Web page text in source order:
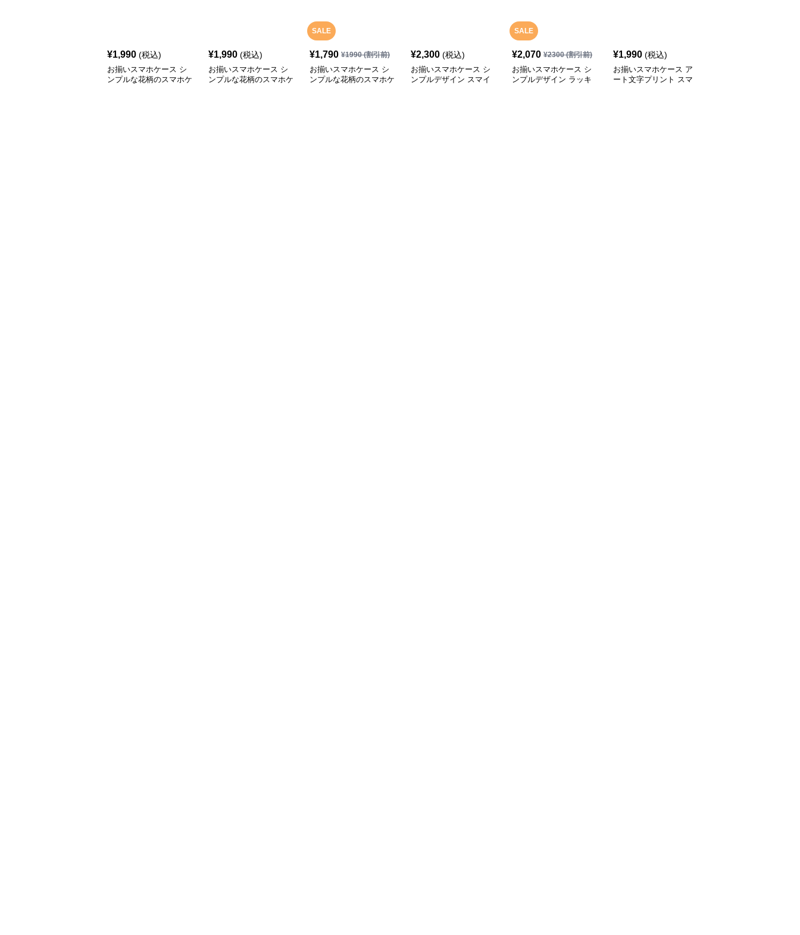
¥1,990 (税込)
お揃いスマホケース シ
ンプルな花柄のスマホケ
¥1,990 (税込)
お揃いスマホケース シ
ンプルな花柄のスマホケ
SALE
¥1,790 ¥1990(割引前)
お揃いスマホケース シ
ンプルな花柄のスマホケ
¥2,300 (税込)
お揃いスマホケース シ
ンプルデザイン スマイ
SALE
¥2,070 ¥2300(割引前)
お揃いスマホケース シ
ンプルデザイン ラッキ
¥1,990 (税込)
お揃いスマホケース ア
ート文字プリント スマ